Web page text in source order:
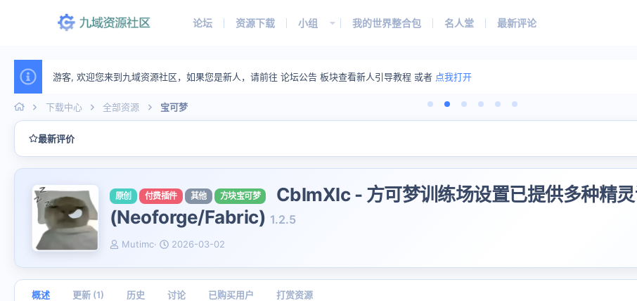
论坛 资源下载 小组 我的世界整合包 名人堂 最新评论
游客, 欢迎您来到九域资源社区，如果您是新人，请前往 论坛公告 板块查看新人引导教程 或者 点我打开
下载中心 全部资源 宝可梦
最新评价
原创 付费插件 其他 方块宝可梦
CblmXlc - 方可梦训练场设置已提供多种精
(Neoforge/Fabric) 1.2.5
作
Mutimc
创
日
期
2026-03-02
概述 更新 (1) 历史 讨论 已购买用户 打赏资源